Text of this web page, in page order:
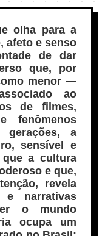
olha para a
afeto e senso
de dar
que, por
menor —
ao
de filmes,
fenômenos
gerações, a
sensível e
que a cultura
e que,
revela
e narrativas
o mundo
ocupa um